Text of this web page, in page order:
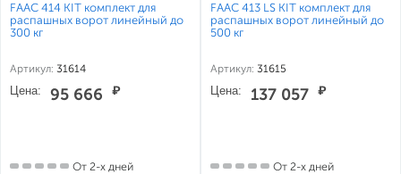
FAAC 414 KIT комплект для
распашных ворот линейный до
300 кг
Артикул: 31614
Цена: 95 666 ₽
От 2-х дней
FAAC 413 LS KIT комплект для
распашных ворот линейный до
500 кг
Артикул: 31615
Цена: 137 057 ₽
От 2-х дней